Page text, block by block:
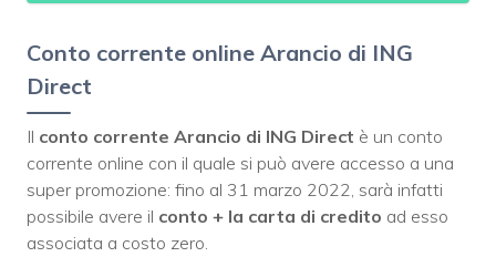
Conto corrente online Arancio di ING
Direct
Il conto corrente Arancio di ING Direct è un conto
corrente online con il quale si può avere accesso a una
super promozione: fino al 31 marzo 2022, sarà infatti
possibile avere il conto + la carta di credito ad esso
associata a costo zero.